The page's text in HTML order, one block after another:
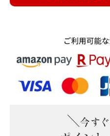
桜のお線香＆菊てまりブー
ケ（L）セット/ 白
そのまま飾れる“こねこ”の
そのまま飾れる“うさぎ”の
小さな花束の詰め合わせ(5個